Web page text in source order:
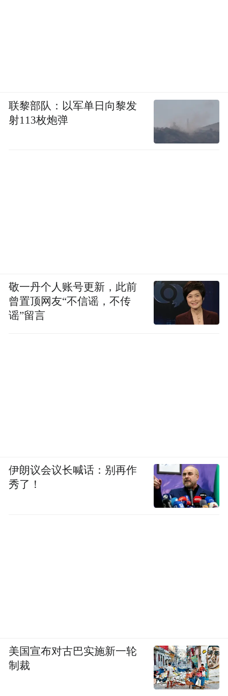
联黎部队：以军单日向黎发
射113枚炮弹
敬一丹个人账号更新，此前
曾置顶网友“不信谣，不传
谣”留言
伊朗议会议长喊话：别再作
秀了！
美国宣布对古巴实施新一轮
制裁